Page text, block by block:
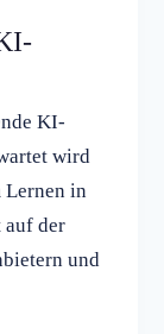
KI-
wird
Lernen in
auf der
und